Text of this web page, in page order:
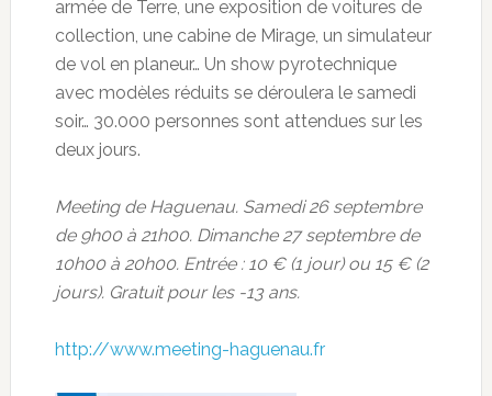
armée de Terre, une exposition de voitures de
collection, une cabine de Mirage, un simulateur
de vol en planeur… Un show pyrotechnique
avec modèles réduits se déroulera le samedi
soir… 30.000 personnes sont attendues sur les
deux jours.
Meeting de Haguenau. Samedi 26 septembre
de 9h00 à 21h00. Dimanche 27 septembre de
10h00 à 20h00. Entrée : 10 € (1 jour) ou 15 € (2
jours). Gratuit pour les -13 ans.
http://www.meeting-haguenau.fr